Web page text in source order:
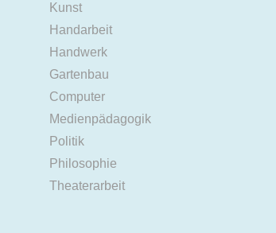
Kunst
Handarbeit
Handwerk
Gartenbau
Computer
Medienpädagogik
Politik
Philosophie
Theaterarbeit